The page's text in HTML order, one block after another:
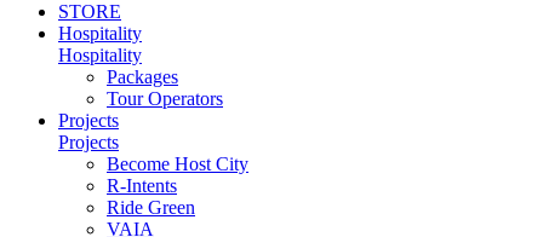
STORE
Hospitality
Hospitality
Packages
Tour Operators
Projects
Projects
Become Host City
R-Intents
Ride Green
VAIA